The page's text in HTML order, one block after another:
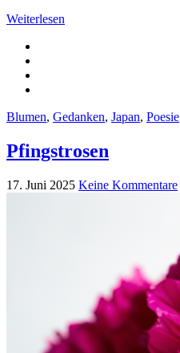
Weiterlesen
Blumen, Gedanken, Japan, Poesie
Pfingstrosen
17. Juni 2025 Keine Kommentare